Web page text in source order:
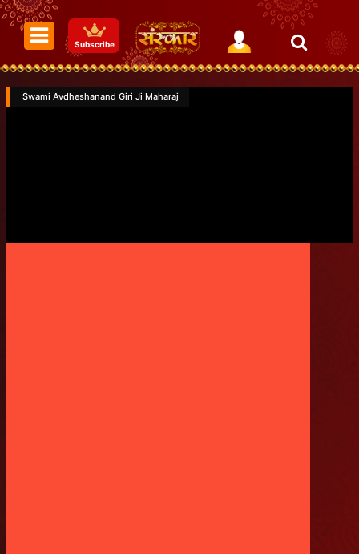
Subscribe
Swami Avdheshanand Giri Ji Maharaj